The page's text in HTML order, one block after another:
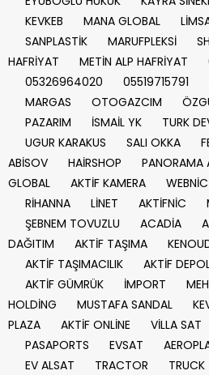
KEVKEB
MANA GLOBAL
SANPLASTİK
MARUFPLEKSİ
HAFRİYAT
METİN ALP HAFRİYAT
05326964020
05519715791
MARGAS
OTOGAZCIM
PAZARIM
İSMAİL YK TURK
UGUR KARAKUS
SALI OKKA
ABİSOV
HAİRSHOP PANORAMA
GLOBAL
AKTİF KAMERA WEBNİC
RİHANNA
LİNET AKTİFNİC
ŞEBNEM TOVUZLU
ACADİA
DAĞITIM
AKTİF TAŞIMA
AKTİF TAŞIMACILIK
AKTİF
AKTİF GÜMRÜK
İMPORT
HOLDİNG
MUSTAFA SANDAL
PLAZA
AKTİF ONLİNE VİLLA SAT
PASAPORTS
EVSAT
EV ALSAT
TRACTOR TRUCK